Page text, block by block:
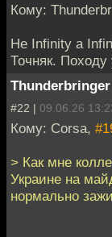
Кому:
Не Infinity а
Точняк.
Thunderbringer
#22 | 09.06.26
Кому: Corsa,
> Как мне
Украине на
нормально